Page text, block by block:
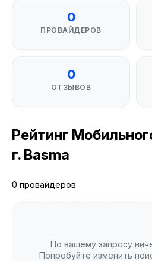
0
ПРОВАЙДЕРОВ
0
ОТЗЫВОВ
Рейтинг
г. Basma
0 провайдеров
По вашему запросу
Попробуйте изменить